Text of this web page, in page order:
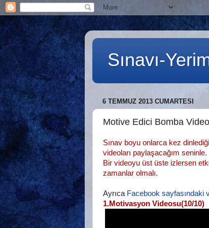
Sınavı-
6 TEMMUZ 2013 CUMARTESI
Motive Edici Bomba
Sınav boyu onlarca kez
videoları paylaşacağım seninle.
Bir videoyu üst üste izlersen
zamanlar olmalı.
Ayrıca Facebook sayfasındaki
1.Motivasyon Videosu(10/10)